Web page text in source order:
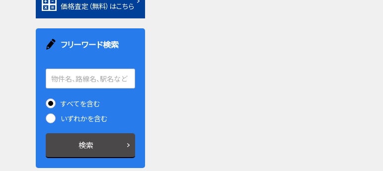
価格査定（無料）はこちら
フリーワード検索
すべてを含む
いずれかを含む
検索